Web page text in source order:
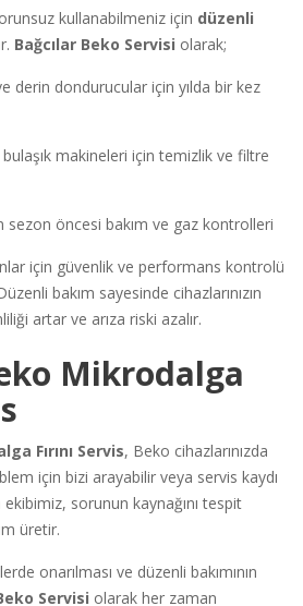
kullanabilmeniz için düzenli
Bağcılar Beko Servisi olarak;
derin dondurucular için yılda bir kez
bulaşık makineleri için temizlik ve filtre
sezon öncesi bakım ve gaz kontrolleri
için güvenlik ve performans kontrolü
bakım sayesinde cihazlarınızın
artar ve arıza riski azalır.
Mikrodalga
Fırını Servis, Beko cihazlarınızda
için bizi arayabilir veya servis kaydı
sorunun kaynağını tespit
üretir.
onarılması ve düzenli bakımının
Servisi olarak her zaman